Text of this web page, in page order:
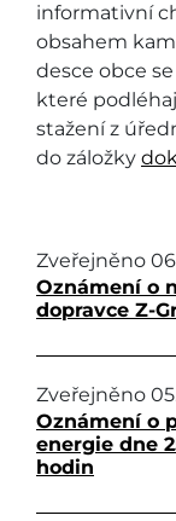
informativní
obsahem
desce obce
které
stažení z
do záložky
Zveřejněno
Oznámení o
dopravce Z-
Zveřejněno
Oznámení o
energie dne
hodin